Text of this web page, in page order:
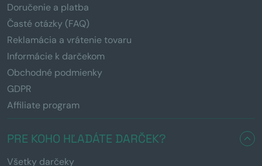
Doručenie a platba
Časté otázky (FAQ)
Reklamácia a vrátenie tovaru
Informácie k darčekom
Obchodné podmienky
GDPR
Affiliate program
PRE KOHO HĽADÁTE DARČEK?
Všetky darčeky